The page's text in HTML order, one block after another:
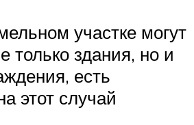
участке могут
только здания, но и
есть
этот случай